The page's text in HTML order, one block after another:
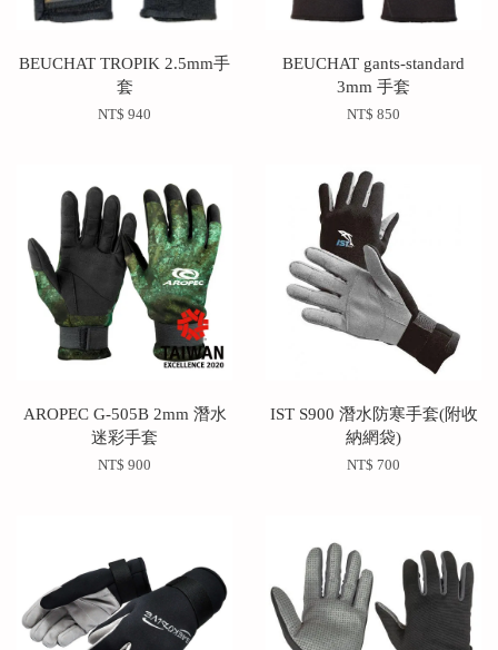
BEUCHAT TROPIK 2.5mm手
套
NT$ 940
BEUCHAT gants-standard
3mm 手套
NT$ 850
AROPEC G-505B 2mm 潛水
迷彩手套
NT$ 900
IST S900 潛水防寒手套(附收
納網袋)
NT$ 700